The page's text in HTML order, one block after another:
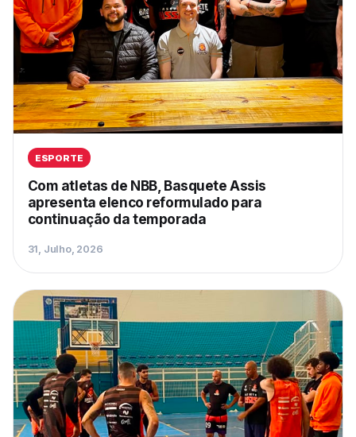
ESPORTE
Com atletas de NBB, Basquete Assis
apresenta elenco reformulado para
continuação da temporada
31, Julho, 2026